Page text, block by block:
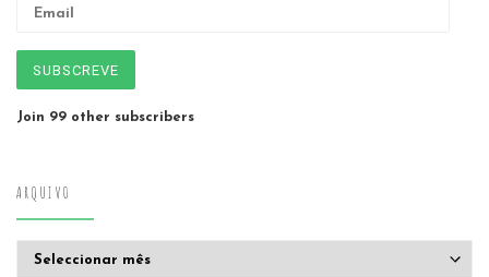
SUBSCREVE
Join 99 other subscribers
ARQUIVO